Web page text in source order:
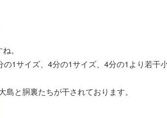
。
1サイズ、4分の1サイズ、4分の1より若干小
と胴裏たちが干されております。